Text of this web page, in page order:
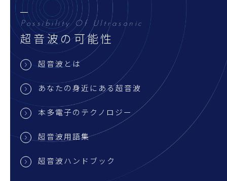
お役立ち資料
お問い合わせ
超音波科学館
Possibility Of Ultrasonic
超音波の可能性
超音波とは
あなたの身近にある超音波
本多電子のテクノロジー
超音波用語集
超音波ハンドブック